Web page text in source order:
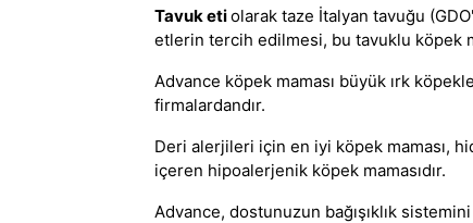
Tavuk etiolarak taze İtalyan tavuğu
etlerin tercih edilmesi, bu tavuklu köpek
Advance köpek maması büyük ırk
firmalardandır.
Deri alerjileri için en iyi köpek maması,
içeren hipoalerjenik köpek mamasıdır.
Advance, dostunuzun bağışıklık